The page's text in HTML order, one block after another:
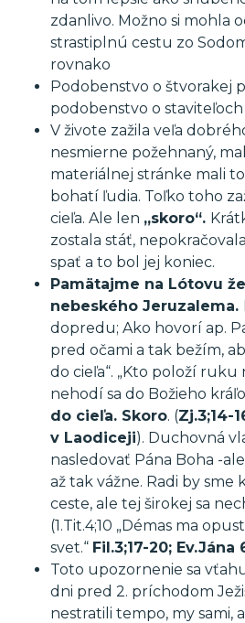
zdanlivo. Možno si mohla
strastiplnú cestu zo
rovnako
Podobenstvo o štvorakej
podobenstvo o staviteľoch
V živote zažila veľa
nesmierne požehnaný,
materiálnej stránke mali
bohatí ľudia. Toľko toho
cieľa. Ale len „skoro“.
zostala stáť,
spať a to bol jej koniec.
Pamätajme na Lótovu
nebeského Jeruzalema.
dopredu; Ako hovorí ap.
pred očami a tak bežím,
do cieľa“. „Kto položí ruku
nehodí sa do Božieho
do cieľa. Skoro. (Zj.3;14-
v Laodiceji). Duchovná
nasledovať Pána Boha -
až tak vážne. Radi by sme
ceste, ale tej širokej sa
(1.Tit.4;10 „Démas ma
svet.“ Fil.3;17-20; Ev.Jána
Toto upozornenie sa
dni pred 2. príchodom
nestratili tempo, my sami,